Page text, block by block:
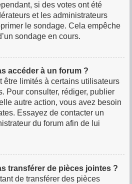
si des votes ont été
et les administrateurs
le sondage. Cela empêche
sondage en cours.
accéder à un forum ?
être limités à certains utilisateurs
Pour consulter, rédiger, publier
autre action, vous avez besoin
Essayez de contacter un
du forum afin de lui
transférer de pièces jointes ?
de transférer des pièces